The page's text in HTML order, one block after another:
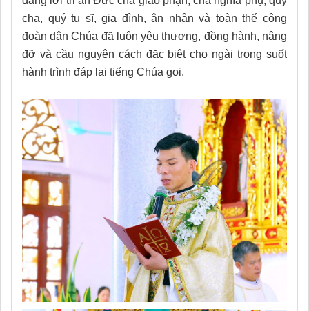
cha, quý tu sĩ, gia đình, ân nhân và toàn thể cộng
đoàn dân Chúa đã luôn yêu thương, đồng hành, nâng
đỡ và cầu nguyện cách đặc biệt cho ngài trong suốt
hành trình đáp lại tiếng Chúa gọi.